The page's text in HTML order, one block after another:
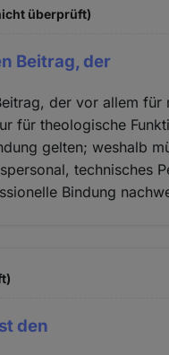
überprüft)
Beitrag, der
der vor allem
für theologische
gelten; weshalb
technisches
Bindung
den